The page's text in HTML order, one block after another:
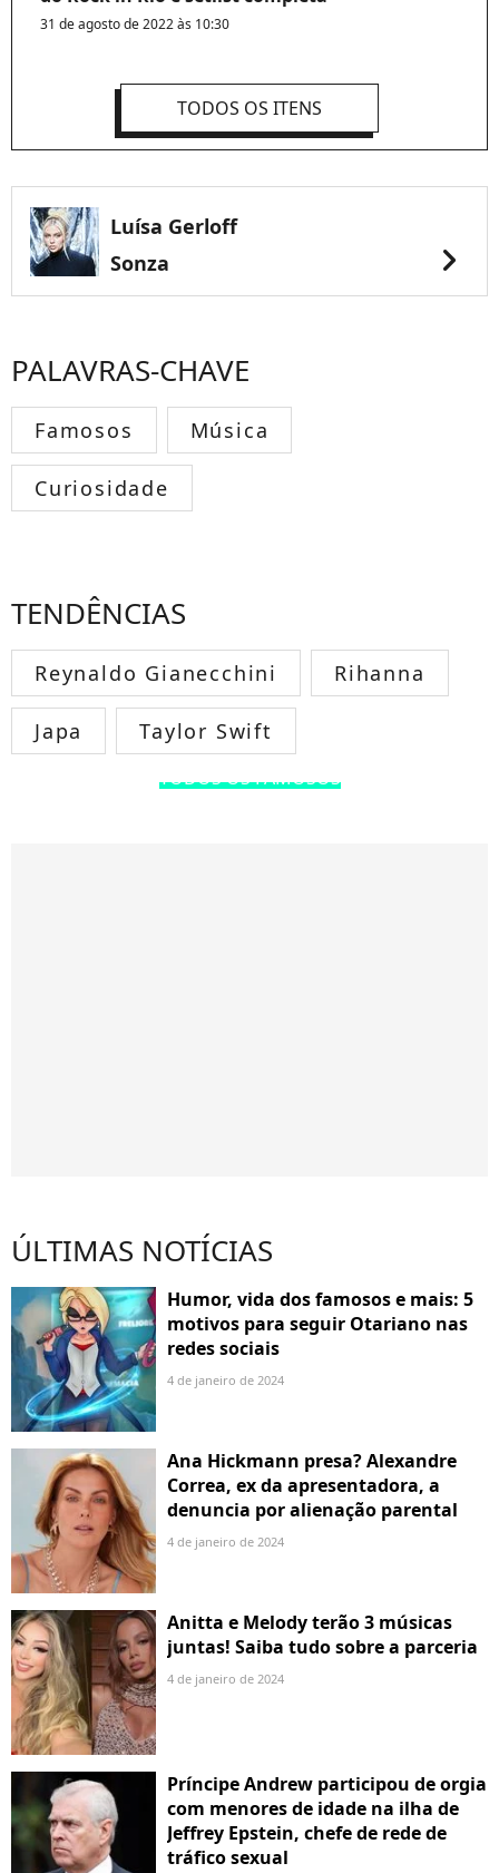
31 de agosto de 2022 às 10:30
TODOS OS ITENS
Luísa Gerloff
Sonza
chevron_right
PALAVRAS-CHAVE
Famosos Música
Curiosidade
TENDÊNCIAS
Reynaldo Gianecchini Rihanna
Japa Taylor Swift
TODOS OS FAMOSOS
ÚLTIMAS NOTÍCIAS
Humor, vida dos famosos e mais: 5
motivos para seguir Otariano nas
redes sociais
4 de janeiro de 2024
Ana Hickmann presa? Alexandre
Correa, ex da apresentadora, a
denuncia por alienação parental
4 de janeiro de 2024
Anitta e Melody terão 3 músicas
juntas! Saiba tudo sobre a parceria
4 de janeiro de 2024
Príncipe Andrew participou de orgia
com menores de idade na ilha de
Jeffrey Epstein, chefe de rede de
tráfico sexual